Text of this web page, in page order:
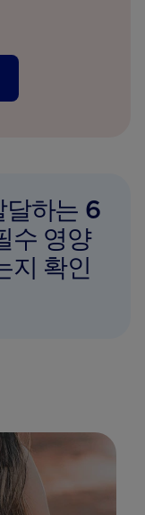
달하는 6
수 영양
지 확인